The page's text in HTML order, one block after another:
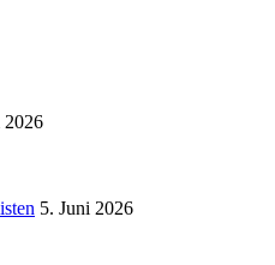
2026
5. Juni 2026